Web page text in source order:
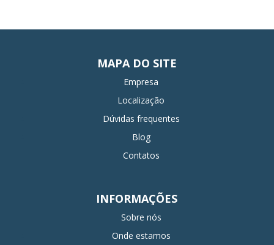
MAPA DO SITE
Empresa
Localização
Dúvidas frequentes
Blog
Contatos
INFORMAÇÕES
Sobre nós
Onde estamos